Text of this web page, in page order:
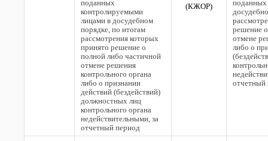
поданных
контролируемыми
лицами в досудебном
порядке, по итогам
рассмотрения которых
принято решение о
полной либо частичной
отмене решения
контрольного органа
либо о признании
действий (бездействий)
должностных лиц
контрольного органа
недействительными, за
отчетный период
(КЖОР)
поданных
решение
отмене
либо о
отчетный